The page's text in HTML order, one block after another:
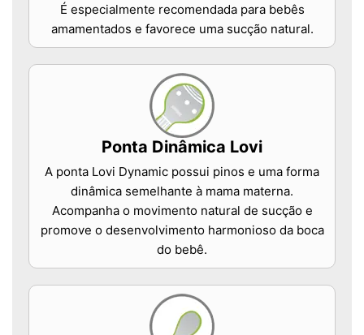
É especialmente recomendada para bebês
amamentados e favorece uma sucção natural.
Ponta Dinâmica Lovi
A ponta Lovi Dynamic possui pinos e uma forma
dinâmica semelhante à mama materna.
Acompanha o movimento natural de sucção e
promove o desenvolvimento harmonioso da boca
do bebê.